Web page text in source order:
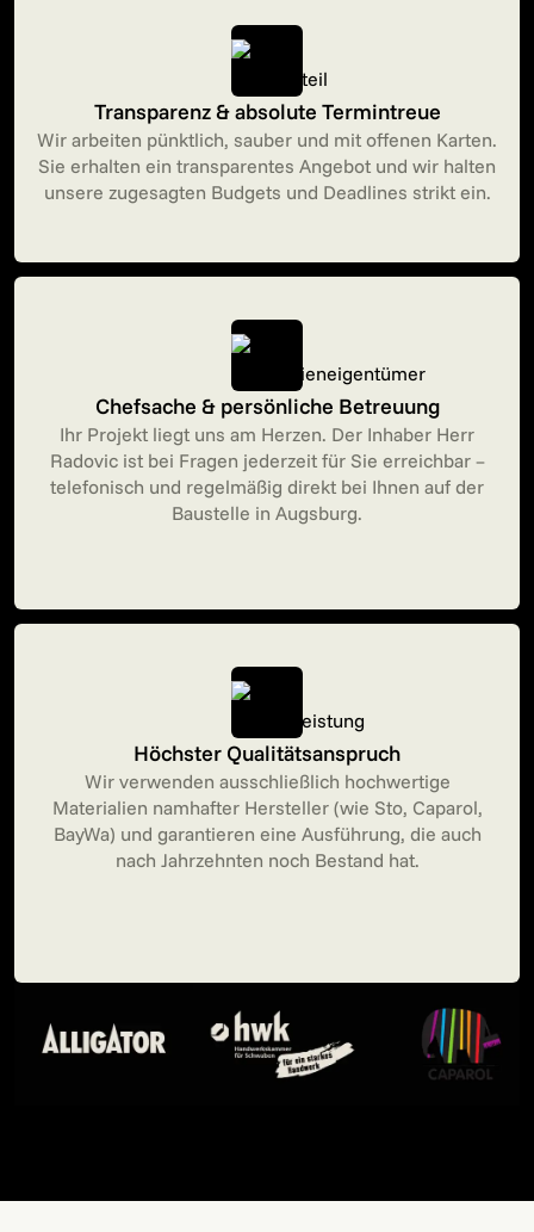
Transparenz & absolute Termintreue
Wir arbeiten pünktlich, sauber und mit offenen Karten.
Sie erhalten ein transparentes Angebot und wir halten
unsere zugesagten Budgets und Deadlines strikt ein.
Chefsache & persönliche Betreuung
Ihr Projekt liegt uns am Herzen. Der Inhaber Herr
Radovic ist bei Fragen jederzeit für Sie erreichbar –
telefonisch und regelmäßig direkt bei Ihnen auf der
Baustelle in Augsburg.
Höchster Qualitätsanspruch
Wir verwenden ausschließlich hochwertige
Materialien namhafter Hersteller (wie Sto, Caparol,
BayWa) und garantieren eine Ausführung, die auch
nach Jahrzehnten noch Bestand hat.